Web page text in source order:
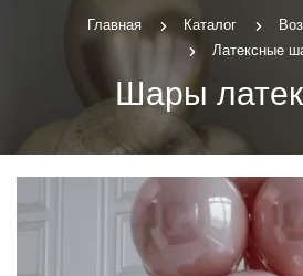
Главная Каталог
Латексные
Шары